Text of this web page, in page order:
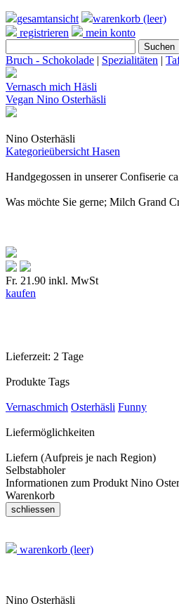
gesamtansicht
warenkorb (leer)
registrieren
mein konto
Bruch - Schokolade | Spezialitäten |
Vernasch mich Häsli
Vegan Nino Osterhäsli
Nino Osterhäsli
Kategorieübersicht Hasen
Handgegossen in unserer Confiserie
Was möchte Sie gerne; Milch Grand
Fr. 21.90 inkl. MwSt
kaufen
Lieferzeit: 2 Tage
Produkte Tags
Vernaschmich Osterhäsli Funny
Liefermöglichkeiten
Liefern (Aufpreis je nach Region)
Selbstabholer
Informationen zum Produkt Nino
Warenkorb
warenkorb (leer)
Nino Osterhäsli